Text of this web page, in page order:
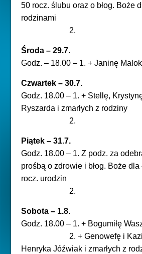
50 rocz. ślubu oraz o błog. Boże
rodzinami
2.
Środa – 29.7.
Godz. – 18.00 – 1. + Janinę Malok
Czwartek – 30.7.
Godz. 18.00 – 1. + Stellę,
Ryszarda i zmarłych z rodziny
2.
Piątek – 31.7.
Godz. 18.00 – 1. Z podz. za
prośbą o zdrowie i błog. Boże
rocz. urodzin
2.
Sobota – 1.8.
Godz. 18.00 – 1. + Bogumiłę
2. + Genowefę i
Henryka Jóźwiak i zmarłych z